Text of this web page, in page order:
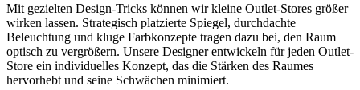
Mit gezielten Design-Tricks können wir kleine Outlet-Stores größer
wirken lassen. Strategisch platzierte Spiegel, durchdachte
Beleuchtung und kluge Farbkonzepte tragen dazu bei, den Raum
optisch zu vergrößern. Unsere Designer entwickeln für jeden Outlet-
Store ein individuelles Konzept, das die Stärken des Raumes
hervorhebt und seine Schwächen minimiert.